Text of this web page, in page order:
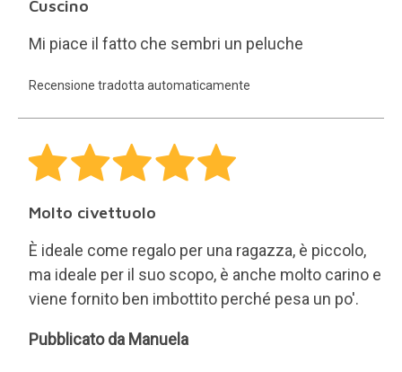
Cuscino
Mi piace il fatto che sembri un peluche
Recensione tradotta automaticamente
Molto civettuolo
È ideale come regalo per una ragazza, è piccolo,
ma ideale per il suo scopo, è anche molto carino e
viene fornito ben imbottito perché pesa un po'.
Manuela
Pubblicato da Manuela